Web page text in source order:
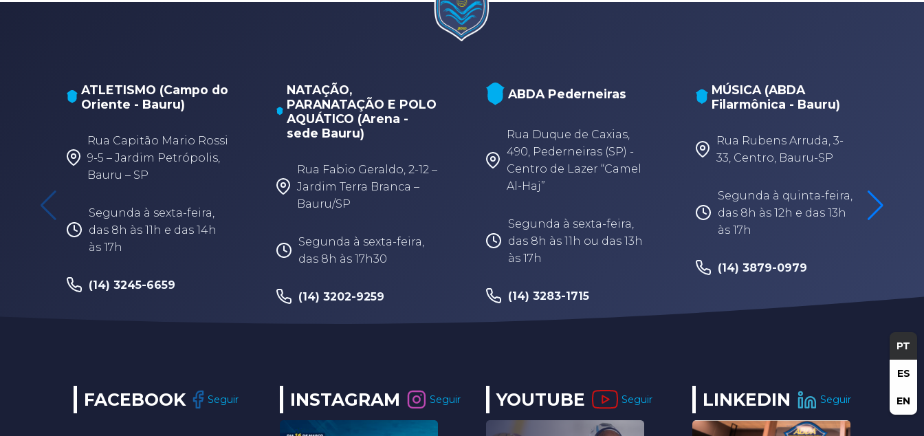
PT
ES
EN
ATLETISMO (Campo do
Oriente - Bauru)
Rua Capitão Mario Rossi
9-5 – Jardim Petrópolis,
Bauru – SP
Segunda à sexta-feira,
das 8h às 11h e das 14h
às 17h
(14) 3245-6659
NATAÇÃO,
PARANATAÇÃO E POLO
AQUÁTICO (Arena -
sede Bauru)
Rua Fabio Geraldo, 2-12 –
Jardim Terra Branca –
Bauru/SP
Segunda à sexta-feira,
das 8h às 17h30
(14) 3202-9259
ABDA Pederneiras
Rua Duque de Caxias,
490, Pederneiras (SP) -
Centro de Lazer “Camel
Al-Haj”
Segunda à sexta-feira,
das 8h às 11h ou das 13h
às 17h
(14) 3283-1715
MÚSICA (ABDA
Filarmônica - Bauru)
Rua Rubens Arruda, 3-
33, Centro, Bauru-SP
Segunda à quinta-feira,
das 8h às 12h e das 13h
às 17h
(14) 3879-0979
FACEBOOK Seguir INSTAGRAM Seguir YOUTUBE Seguir LINKEDIN Seguir